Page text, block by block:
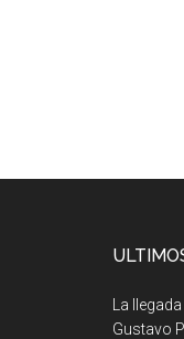
La
Gustavo